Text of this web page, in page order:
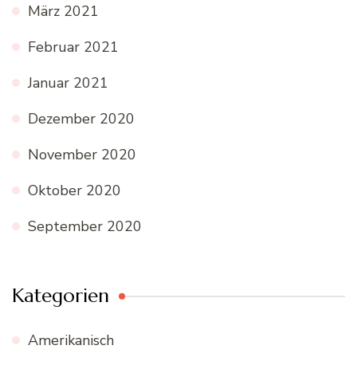
März 2021
Februar 2021
Januar 2021
Dezember 2020
November 2020
Oktober 2020
September 2020
Kategorien
Amerikanisch